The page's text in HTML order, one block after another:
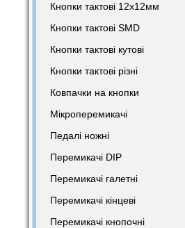
Кнопки тактові 12х12мм
Кнопки тактові SMD
Кнопки тактові кутові
Кнопки тактові різні
Ковпачки на кнопки
Мікроперемикачі
Педалі ножні
Перемикачі DIP
Перемикачі галетні
Перемикачі кінцеві
Перемикачі кнопочні